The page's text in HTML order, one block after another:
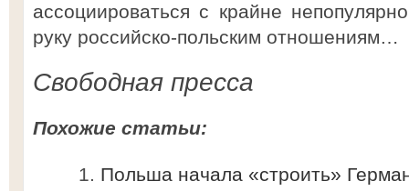
ассоциироваться с крайне
руку российско-польским отношениям…
Свободная пресса
Похожие статьи:
Польша начала «строить»